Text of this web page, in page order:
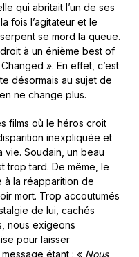
qui abritait l’un de ses
fois l’agitateur et le
se mord la queue.
à un énième best of
». En effet, c’est
désormais au sujet de
ne change plus.
films où le héros croit
inexpliquée et
vie. Soudain, un beau
trop tard. De même, le
à la réapparition de
mort. Trop accoutumés
de lui, cachés
nous exigeons
pour laisser
étant : « Nous